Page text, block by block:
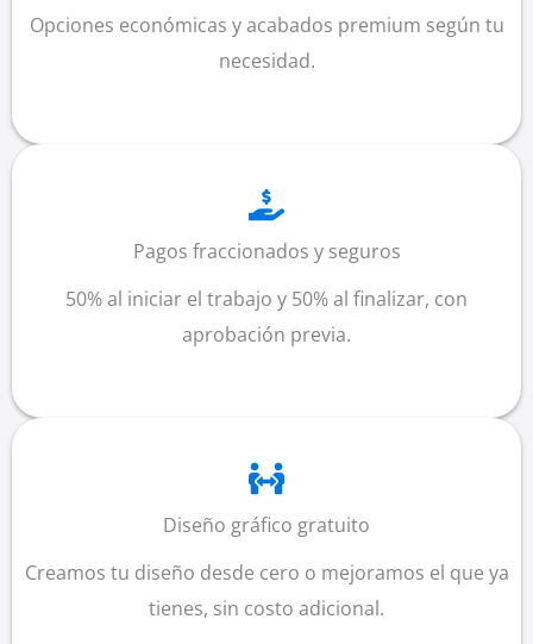
Opciones económicas y acabados premium según tu
necesidad.
Pagos fraccionados y seguros
50% al iniciar el trabajo y 50% al finalizar, con
aprobación previa.
Diseño gráfico gratuito
Creamos tu diseño desde cero o mejoramos el que ya
tienes, sin costo adicional.